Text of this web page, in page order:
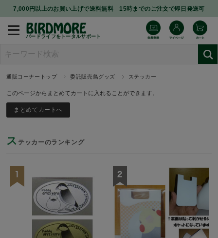
7,000円以上のお買い上げで送料無料 15時までのご注文で即日発送可
バードライフをトータルサポート
通販コーナートップ 委託販売鳥グッズ ステッカー
このページからまとめてカートに入れることができます。
ス テッカーのランキング